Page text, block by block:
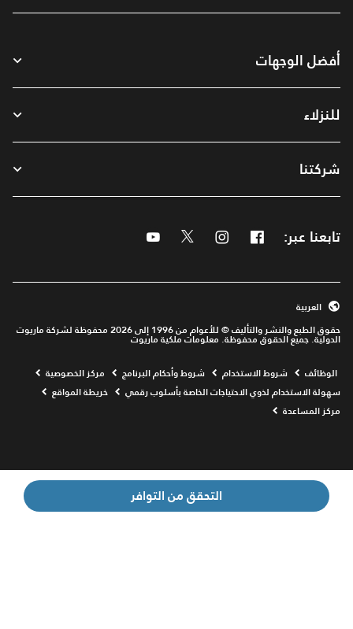
التحقق من التوافر
أفضل الوجهات
للنزلاء
شركتنا
تابعنا عبر: Facebook
Instagram
Twitter
حقوق الطبع والنشر والتأليف © للأعوام من 1996 إلى 2026 محفوظة لشركة ماريوت
الدولية. جميع الحقوق محفوظة. معلومات ملكية ماريوت
العربية
الوظائف Opens a new window
شروط الاستخدام شروط وأحكام البرنامج
مركز الخصوصية
سهولة الاستخدام لذوي الاحتياجات الخاصة بأسلوب رقمي
خريطة المواقع
مركز المساعدة